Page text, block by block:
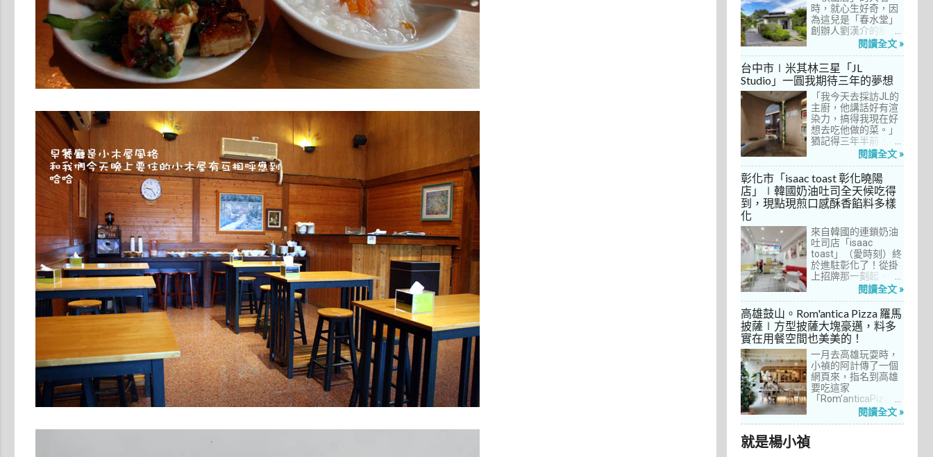
間價位較親民的牛排
餐廳……，最終，小禎
選定了阿姨及表弟剛
去吃過的「法森小
館」，理由很簡單：
歐法套餐1680元起的
價位可以接受，而且
不是無菜單料理，從
開胃菜、湯品、主
菜、甜點等，通通可
以選自己喜歡的，小
禎覺得能夠自由搭配
很讚！而且「法森小
館」是台中老字號的
不斷，能夠屹立不搖
這麼多年，一定有它
的道理在呀！
時，就心生好奇，因
為這兒是「春水堂」
創辦人劉漢介的私人
招待所，只對會員開
自從十多年前搬回彰
化之後，小禎才開始
上春水堂吃飯、喝
茶，有一度還把春水
堂當麵店在吃，每週
到台中上課時，總忍
不住奔入春水堂，點
上一碗「XO醬拌麵」
搭配一杯茶飲，後來
也嘗試過其他茶點，
對春水堂的餐飲很有
信心。因此，一得知
秋山居是春水堂創辦
人開設的，感覺就是
食的小禎而言，自然
深具吸引力。
閱讀全文 »
台中市∣米其林三星「JL
Studio」一圓我期待三年的夢想
「我今天去採訪JL的
主廚，他講話好有渲
染力，搞得我現在好
想去吃他做的菜。」
猶記得三年半前，當
米其林評鑑要來台中
做了一次得獎預測，
於是我因為工作踏入
JL Studio，當天回家
之後，我就迫不及待
從事美食採訪20多
年，只採訪沒吃的店
也不計其數，但從沒
有一家餐廳讓我這樣
充滿渴望，留下「真
的好想吃吃看」的懸
閱讀全文 »
彰化市「isaac toast 彰化曉陽
店」∣韓國奶油吐司全天候吃得
到，現點現煎口感酥香餡料多樣
化
來自韓國的連鎖奶油
吐司店「isaac
toast」（愛時刻）終
於進駐彰化了！從掛
上招牌那一刻起，小
禎就想著找時間來吃
家連鎖店許久，只是
每次去台中誘惑實在
太多了！就……，這一
次離家這麼近，不來
吃真的說不過去。
閱讀全文 »
高雄鼓山。Rom'antica Pizza 羅馬
披薩∣方型披薩大塊豪邁，料多
實在用餐空間也美美的！
一月去高雄玩耍時，
小禎的阿計傳了一個
網頁來，指名到高雄
要吃這家
「Rom'anticaPizza
羅馬披薩」，看了圖
閱讀全文 »
就是楊小禎